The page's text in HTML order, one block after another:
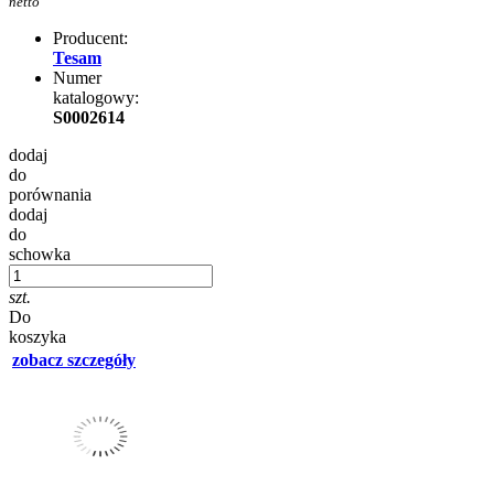
Producent:
Tesam
Numer
katalogowy:
S0002614
dodaj
do
porównania
dodaj
do
schowka
szt.
Do
koszyka
zobacz szczegóły